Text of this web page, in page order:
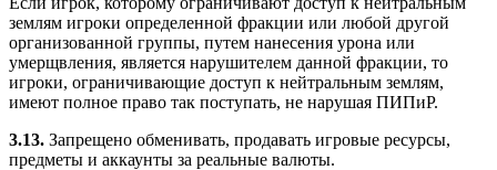
землям игроки определенной фракции или любой другой
организованной группы, путем нанесения урона или
умерщвления, является нарушителем данной фракции, то
игроки, ограничивающие доступ к нейтральным землям,
имеют полное право так поступать, не нарушая ПИПиР.
3.13. Запрещено обменивать, продавать игровые ресурсы,
предметы и аккаунты за реальные валюты.